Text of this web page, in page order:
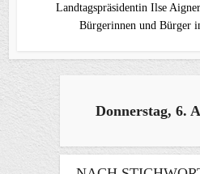
Landtagspräsidentin Ilse
Bürgerinnen und Bürger
Donnerstag, 6.